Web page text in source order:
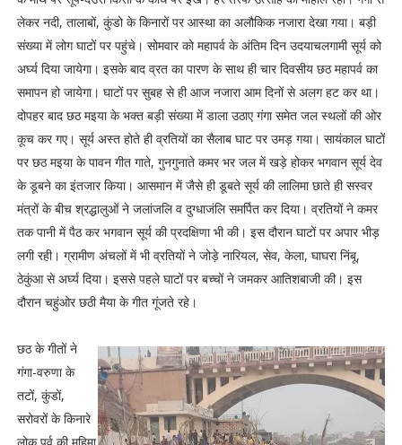
लेकर नदी, तालाबों, कुंडो के किनारों पर आस्था का अलौकिक नजारा देखा गया। बड़ी
संख्या में लोग घाटों पर पहुंचे। सोमवार को महापर्व के अंतिम दिन उदयाचलगामी सूर्य को
अर्घ्य दिया जायेगा। इसके बाद व्रत का पारण के साथ ही चार दिवसीय छठ महापर्व का
समापन हो जायेगा। घाटों पर सुबह से ही आज नजारा आम दिनों से अलग हट कर था।
दोपहर बाद छठ मइया के भक्त बड़ी संख्या में डाला उठाए गंगा समेत जल स्थलों की ओर
कूच कर गए। सूर्य अस्त होते ही व्रतियों का सैलाब घाट पर उमड़ गया। सायंकाल घाटों
पर छठ मइया के पावन गीत गाते, गुनगुनाते कमर भर जल में खड़े होकर भगवान सूर्य देव
के डूबने का इंतजार किया। आसमान में जैसे ही डूबते सूर्य की लालिमा छाते ही सस्वर
मंत्रों के बीच श्रद्धालुओं ने जलांजलि व दुग्धाजंलि समर्पित कर दिया। व्रतियों ने कमर
तक पानी में पैठ कर भगवान सूर्य की प्रदक्षिणा भी की। इस दौरान घाटों पर अपार भीड़
लगी रही। ग्रामीण अंचलों में भी व्रतियों ने जोड़े नारियल, सेव, केला, घाघरा निंबू,
ठेकुंआ से अर्घ्य दिया। इससे पहले घाटों पर बच्चों ने जमकर आतिशबाजी की। इस
दौरान चहुंओर छठी मैया के गीत गूंजते रहे।
छठ के गीतों ने
गंगा-वरुणा के
तटों, कुंडों,
सरोवरों के किनारे